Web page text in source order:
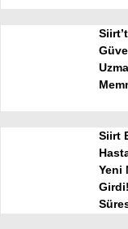
Siirt
Yeni